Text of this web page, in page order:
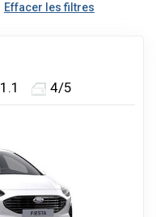
Effacer les filtres
1.1 4/5